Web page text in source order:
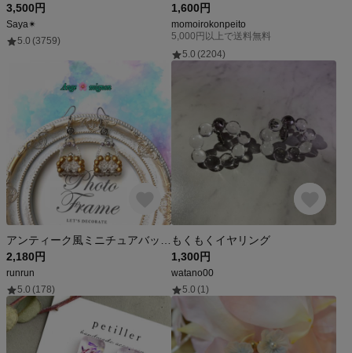
3,500円
Saya✴︎
5.0 (3759)
1,600円
momoirokonpeito
5,000円以上で送料無料
5.0 (2204)
2,180円
runrun
5.0 (178)
もくもくイヤリング
1,300円
watano00
5.0 (1)